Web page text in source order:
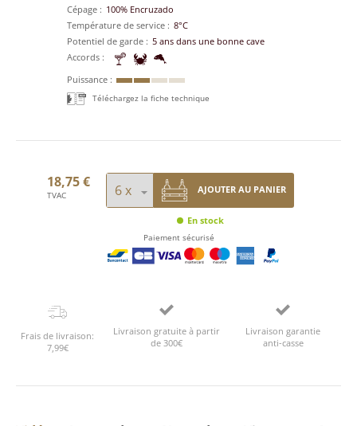
Cépage
100% Encruzado
Température de service
8°C
Potentiel de garde
5 ans dans une bonne cave
Accords
Puissance
Téléchargez la fiche technique
18,75 €
TVAC
AJOUTER AU PANIER
En stock
Paiement sécurisé
Frais de livraison:
7,99€
Livraison gratuite à partir
de 300€
Livraison garantie
anti-casse